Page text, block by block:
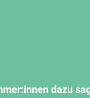
dazu